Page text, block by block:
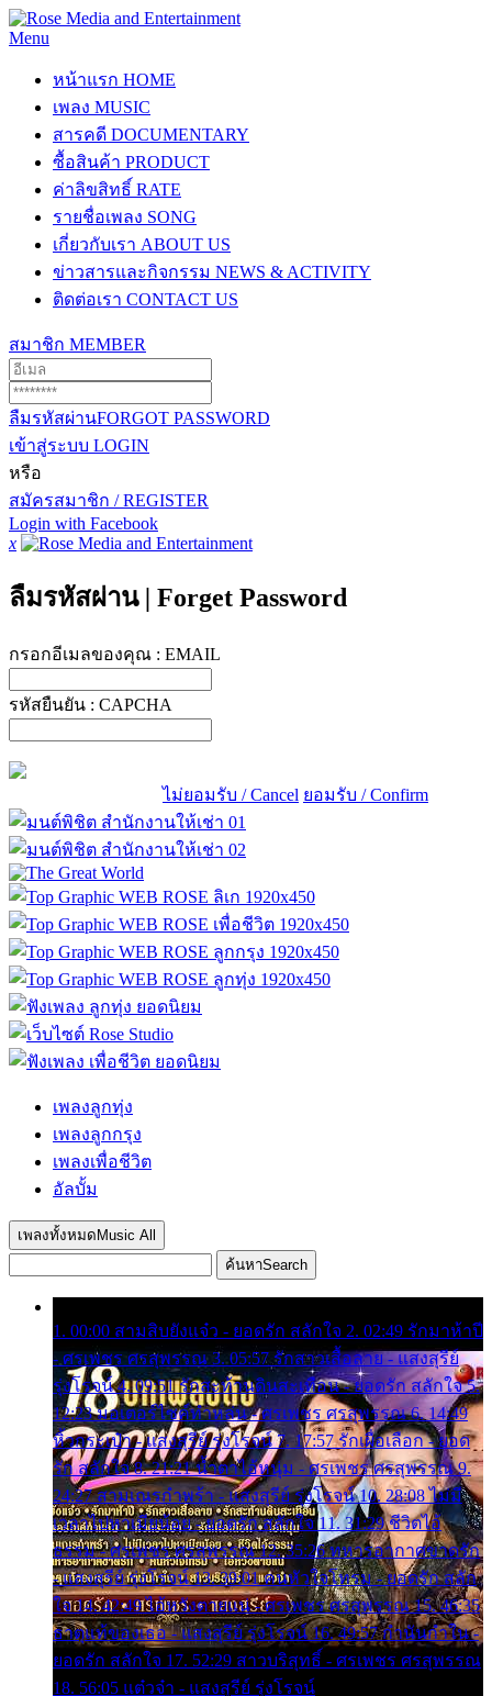
Menu
หน้าแรก HOME
เพลง MUSIC
สารคดี DOCUMENTARY
ซื้อสินค้า PRODUCT
ค่าลิขสิทธิ์ RATE
รายชื่อเพลง SONG
เกี่ยวกับเรา ABOUT US
ข่าวสารและกิจกรรม NEWS & ACTIVITY
ติดต่อเรา CONTACT US
สมาชิก MEMBER
ลืมรหัสผ่านFORGOT PASSWORD
เข้าสู่ระบบ LOGIN
หรือ
สมัครสมาชิก / REGISTER
Login with Facebook
x
ลืมรหัสผ่าน | Forget Password
กรอกอีเมลของคุณ : EMAIL
รหัสยืนยัน : CAPCHA
ไม่ยอมรับ / Cancel ยอมรับ / Confirm
เพลงลูกทุ่ง
เพลงลูกกรุง
เพลงเพื่อชีวิต
อัลบั้ม
เพลงทั้งหมด Music All
ค้นหาSearch
1. 00:00 สามสิบยังแจ๋ว - ยอดรัก สลักใจ 2. 02:49 รักมาห้าปี
- ศรเพชร ศรสุพรรณ 3. 05:57 รักสาวเสื้อลาย - แสงสุรีย์
รุ่งโรจน์ 4. 09:51 รักสะท้านดินสะเทือน - ยอดรัก สลักใจ 5.
12:23 มอเตอร์ไซค์ทำหล่น - ศรเพชร ศรสุพรรณ 6. 14:49
หิ้วกระเป๋า - แสงสุรีย์ รุ่งโรจน์ 7. 17:57 รักเผื่อเลือก - ยอด
รัก สลักใจ 8. 21:21 น้ำตาไอ้หนุ่ม - ศรเพชร ศรสุพรรณ 9.
24:27 สามเณรกำพร้า - แสงสุรีย์ รุ่งโรจน์ 10. 28:08 ไม่มี
เวลาไปหาเมียน้อย - ยอดรัก สลักใจ 11. 31:29 ชีวิตไอ้
ธรรม - ศรเพชร ศรสุพรรณ 12. 35:26 ทหารอากาศขาดรัก
- แสงสุรีย์ รุ่งโรจน์ 13. 39:01 คนหัวใจโทรม - ยอดรัก สลัก
ใจ 14. 42:49 ไอ้หวังตายแน่ - ศรเพชร ศรสุพรรณ 15. 46:35
ธาตุแท้ของเธอ - แสงสุรีย์ รุ่งโรจน์ 16. 49:57 กำนันกำใน -
ยอดรัก สลักใจ 17. 52:29 สาวบริสุทธิ์ - ศรเพชร ศรสุพรรณ
18. 56:05 แต๋วจ๋า - แสงสุรีย์ รุ่งโรจน์